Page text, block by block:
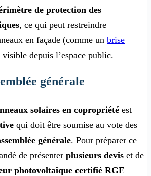
de protection des
, ce qui peut restreindre
en façade (comme un brise
depuis l’espace public.
générale
solaires en copropriété est
qui doit être soumise au vote des
générale. Pour préparer ce
de présenter plusieurs devis et de
photovoltaïque certifié RGE